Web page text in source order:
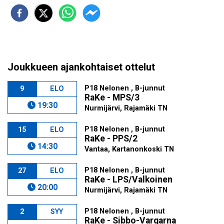
Joukkueen ajankohtaiset ottelut
9 ELO
19:30
P18 Nelonen , B-junnut
RaKe - MPS/3
Nurmijärvi, Rajamäki TN
15 ELO
14:30
P18 Nelonen , B-junnut
RaKe - PPS/2
Vantaa, Kartanonkoski TN
27 ELO
20:00
P18 Nelonen , B-junnut
RaKe - LPS/Valkoinen
Nurmijärvi, Rajamäki TN
2 SYY P18 Nelonen , B-junnut
RaKe - Sibbo-Vargarna